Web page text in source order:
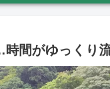
時間がゆっくり